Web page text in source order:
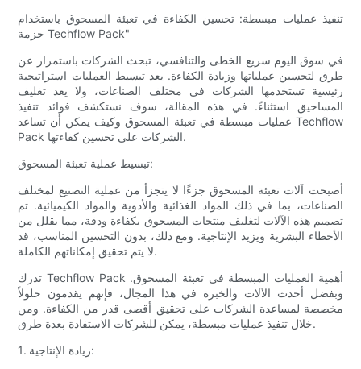
تنفيذ عمليات مبسطة: تحسين الكفاءة في تعبئة المسحوق باستخدام
حزمة Techflow Pack"
في سوق اليوم سريع الخطى والتنافسي، تبحث الشركات باستمرار عن
طرق لتحسين عملياتها وزيادة الكفاءة. يعد تبسيط العمليات استراتيجية
رئيسية تستخدمها الشركات في مختلف الصناعات، ولا يعد تغليف
المساحيق استثناءً. في هذه المقالة، سوف نستكشف فوائد تنفيذ
عمليات مبسطة في تعبئة المسحوق وكيف يمكن أن تساعد Techflow
Pack الشركات على تحسين كفاءتها.
تبسيط عملية تعبئة المسحوق:
أصبحت آلات تعبئة المسحوق جزءًا لا يتجزأ من عملية التصنيع لمختلف
الصناعات، بما في ذلك المواد الغذائية والأدوية والمواد الكيميائية. تم
تصميم هذه الآلات لتغليف منتجات المسحوق بكفاءة ودقة، مما يقلل من
الأخطاء البشرية ويزيد الإنتاجية. ومع ذلك، بدون التحسين المناسب، قد
لا يتم تحقيق إمكاناتهم الكاملة.
تدرك Techflow Pack أهمية العمليات المبسطة في تعبئة المسحوق.
وبفضل أحدث الآلات والخبرة في هذا المجال، فإنهم يقدمون حلولاً
مخصصة لمساعدة الشركات على تحقيق أقصى قدر من الكفاءة. ومن
خلال تنفيذ عمليات مبسطة، يمكن للشركات الاستفادة بعدة طرق.
1. زيادة الإنتاجية: